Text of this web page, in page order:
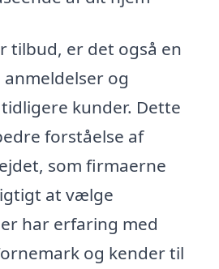
tilbud, er det også en
og
kunder. Dette
forståelse af
som firmaerne
at vælge
har erfaring med
og kender til